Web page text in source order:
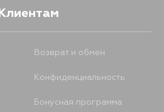
Клиентам
Возврат и обмен
Конфиденциальность
Бонусная программа